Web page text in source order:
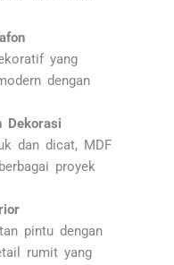
yang
dengan
Dekorasi
dan dicat, MDF
proyek
pintu dengan
rumit yang